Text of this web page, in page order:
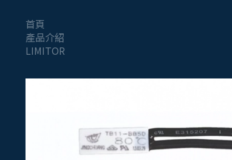
首頁
產品介紹
LIMITOR